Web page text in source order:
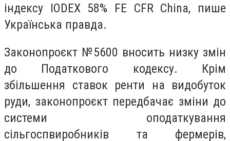
індексу IODEX 58% FE CFR China, пише
Українська правда.
Законопроєкт №5600 вносить низку змін
до Податкового кодексу. Крім
збільшення ставок ренти на видобуток
руди, законопроєкт передбачає зміни до
системи оподаткування
сільгоспвиробників та фермерів,